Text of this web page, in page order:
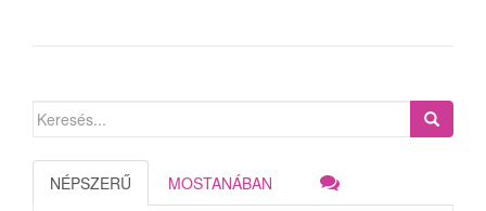
Search
NÉPSZERŰ MOSTANÁBAN